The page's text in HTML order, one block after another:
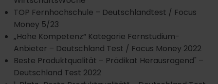
TOP Fernhochschule – Deutschlandtest / Focus
Money 5/23
„Hohe Kompetenz“ Kategorie Fernstudium-
Anbieter – Deutschland Test / Focus Money 2022
Beste Produktqualität – Prädikat Herausragend" –
Deutschland Test 2022